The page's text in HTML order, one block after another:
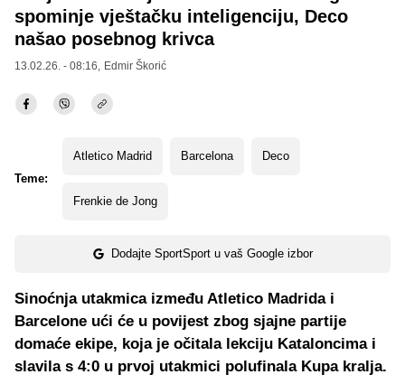
spominje vještačku inteligenciju, Deco
našao posebnog krivca
13.02.26. - 08:16, Edmir Škorić
Teme:
Atletico Madrid Barcelona Deco
Frenkie de Jong
Dodajte SportSport u vaš Google izbor
Sinoćnja utakmica između Atletico Madrida i
Barcelone ući će u povijest zbog sjajne partije
domaće ekipe, koja je očitala lekciju Kataloncima i
slavila s 4:0 u prvoj utakmici polufinala Kupa kralja.